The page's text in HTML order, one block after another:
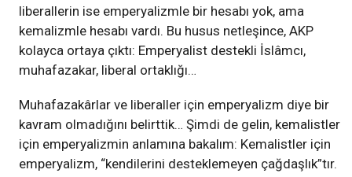
liberallerin ise emperyalizmle bir hesabı yok, ama
kemalizmle hesabı vardı. Bu husus netleşince, AKP
kolayca ortaya çıktı: Emperyalist destekli İslâmcı,
muhafazakar, liberal ortaklığı…
Muhafazakârlar ve liberaller için emperyalizm diye bir
kavram olmadığını belirttik… Şimdi de gelin, kemalistler
için emperyalizmin anlamına bakalım: Kemalistler için
emperyalizm, “kendilerini desteklemeyen çağdaşlık”tır.